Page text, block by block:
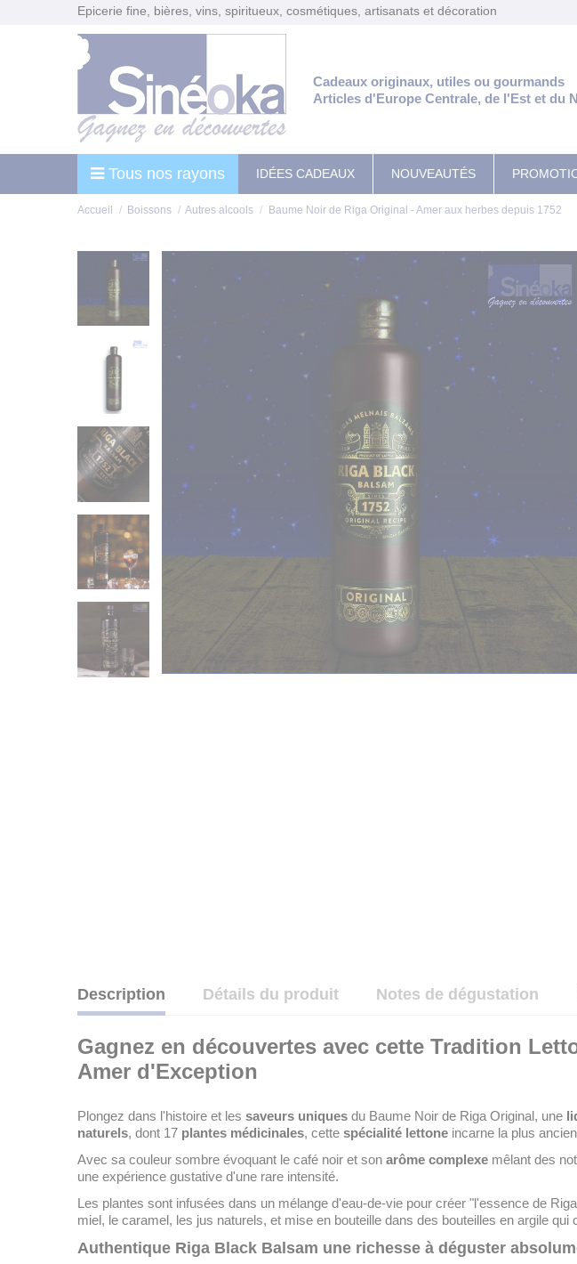
Epicerie fine, bières, vins, spiritueux, cosmétiques, artisanats et décoration
Cadeaux originaux, utiles ou gourmands
Articles d'Europe Centrale, de l'Est et du
Tous nos rayons IDÉES CADEAUX NOUVEAUTÉS
Accueil Boissons Autres alcools Baume Noir de Riga Original - Amer aux herbes depuis 1752
Description Détails du produit Notes de dégustation
Gagnez en découvertes avec cette Tradition
Amer d'Exception
Plongez dans l'histoire et les saveurs uniques du Baume Noir de Riga Original, une
naturels, dont 17 plantes médicinales, cette spécialité lettone incarne la plus
Avec sa couleur sombre évoquant le café noir et son arôme complexe mêlant des
une expérience gustative d'une rare intensité.
Les plantes sont infusées dans un mélange d'eau-de-vie pour créer "l'essence de
miel, le caramel, les jus naturels, et mise en bouteille dans des bouteilles en argile
Authentique Riga Black Balsam une richesse à déguster
Panneau de gestion des cookies